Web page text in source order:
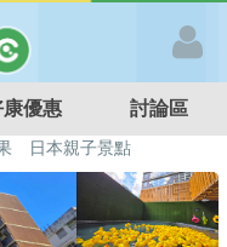
康優惠 討論區
親子餐廳
溫泉泡湯SPA
景點